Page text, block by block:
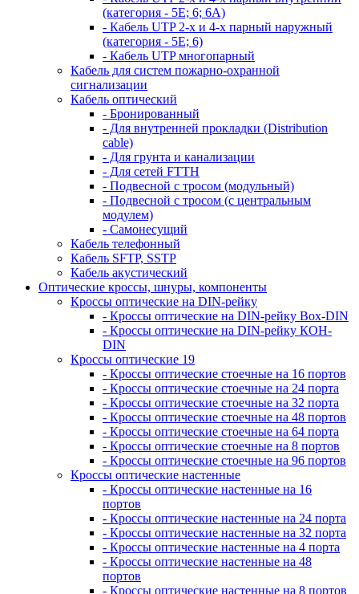
(категория - 5Е; 6; 6А)
- Кабель UTP 2-х и 4-х парный наружный
(категория - 5Е; 6)
- Кабель UTP многопарный
Кабель для систем пожарно-охранной
сигнализации
Кабель оптический
- Бронированный
- Для внутренней прокладки (Distribution
cable)
- Для грунта и канализации
- Для сетей FTTH
- Подвесной с тросом (модульный)
- Подвесной с тросом (с центральным
модулем)
- Самонесущий
Кабель телефонный
Кабель SFTP, SSTP
Кабель акустический
Оптические кроссы, шнуры, компоненты
Кроссы оптические на DIN-рейку
- Кроссы оптические на DIN-рейку Box-DIN
- Кроссы оптические на DIN-рейку КОН-
DIN
Кроссы оптические 19
- Кроссы оптические стоечные на 16 портов
- Кроссы оптические стоечные на 24 порта
- Кроссы оптические стоечные на 32 порта
- Кроссы оптические стоечные на 48 портов
- Кроссы оптические стоечные на 64 порта
- Кроссы оптические стоечные на 8 портов
- Кроссы оптические стоечные на 96 портов
Кроссы оптические настенные
- Кроссы оптические настенные на 16
портов
- Кроссы оптические настенные на 24 порта
- Кроссы оптические настенные на 32 порта
- Кроссы оптические настенные на 4 порта
- Кроссы оптические настенные на 48
портов
- Кроссы оптические настенные на 8 портов